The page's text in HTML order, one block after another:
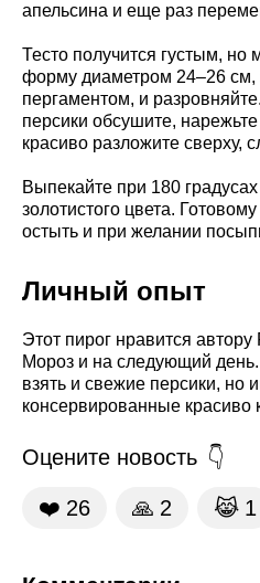
апельсина и еще раз
Тесто получится густым, но
форму диаметром 24–26 см,
пергаментом, и
персики обсушите,
красиво разложите сверху,
Выпекайте при 180
золотистого цвета.
остыть и при желании
Личный опыт
Этот пирог нравится
Мороз и на следующий
взять и свежие персики, но
консервированные красиво
Оцените новость
❤️ 26 🙏 2 😹 1